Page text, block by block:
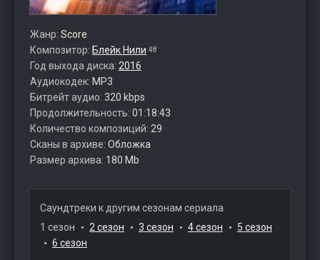
Жанр: Score
Композитор: Блейк Нили 48
Год выхода диска: 2016
Аудиокодек: MP3
Битрейт аудио: 320 kbps
Продолжительность: 01:18:43
Количество композиций: 29
Сканы в архиве: Обложка
Размер архива: 180 Mb
Саундтреки к другим сезонам сериала
1 сезон
2 сезон 3 сезон 4 сезон
5 сезон
6 сезон